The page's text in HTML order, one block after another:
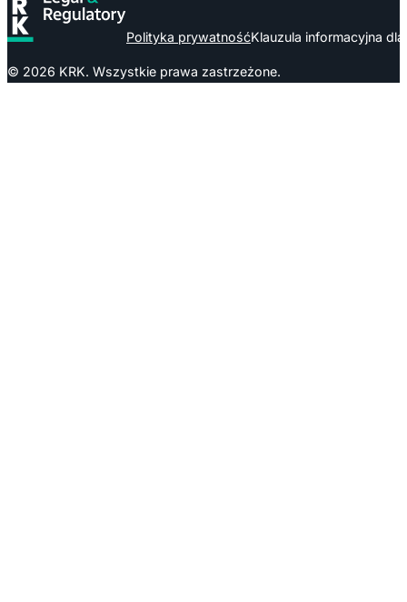
Polityka prywatnośćKlauzula informacyjna
© 2026 KRK. Wszystkie prawa zastrzeżone.